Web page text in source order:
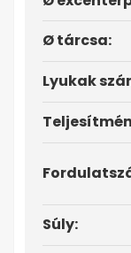
Ø tárcsa:
Lyukak
Súly: